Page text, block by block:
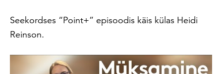
Seekordses “Point+” episoodis käis külas Heidi
Reinson.